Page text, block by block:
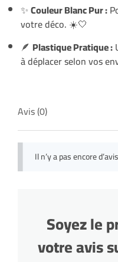
✨Couleur Blanc Pur :
votre déco. ☀️🤍
🪶 Plastique Pratique :
à déplacer selon vos
Avis (0)
Il n’y a pas encore
Soyez le
votre avis